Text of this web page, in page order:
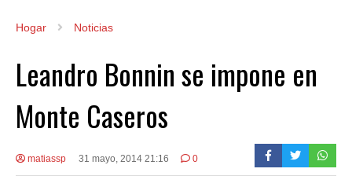
Hogar Noticias
Leandro Bonnin se impone en
Monte Caseros
matiassp 31 mayo, 2014 21:16 0